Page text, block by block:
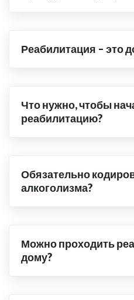
Реабилитация – это
Что нужно, чтобы
реабилитацию?
Обязательно
алкоголизма?
Можно проходить
дому?